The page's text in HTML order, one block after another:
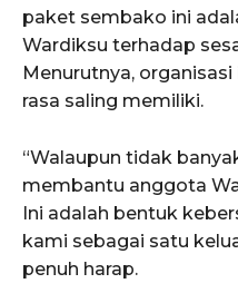
paket sembako ini
Wardiksu terhadap
Menurutnya,
rasa saling memiliki.
“Walaupun tidak
membantu anggota
Ini adalah bentuk
kami sebagai satu
penuh harap.